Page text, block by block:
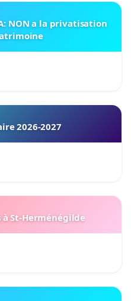
NON a la privatisation
2026-2027
St-Herménégilde